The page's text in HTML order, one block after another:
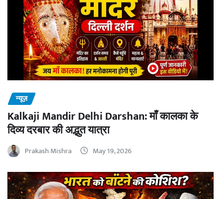
न्यूज़
Kalkaji Mandir Delhi Darshan: माँ कालका के
दिव्य दरबार की अद्भुत यात्रा
Prakash Mishra May 19, 2026